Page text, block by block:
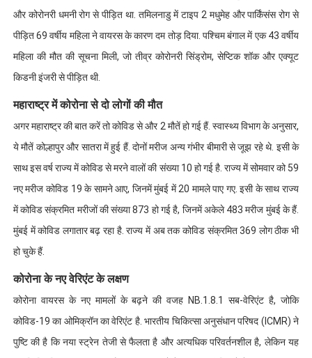
और कोरोनरी धमनी रोग से पीड़ित था. तमिलनाडु में टाइप 2 मधुमेह और पार्किंसंस रोग से
पीड़ित 69 वर्षीय महिला ने वायरस के कारण दम तोड़ दिया. पश्चिम बंगाल में एक 43 वर्षीय
महिला की मौत की सूचना मिली, जो तीव्र कोरोनरी सिंड्रोम, सेप्टिक शॉक और एक्यूट
किडनी इंजरी से पीड़ित थी.
महाराष्ट्र में कोरोना से दो लोगों की मौत
अगर महाराष्ट्र की बात करें तो कोविड से और 2 मौतें हो गई हैं. स्वास्थ्य विभाग के अनुसार,
ये मौतें कोल्हापुर और सातरा में हुई हैं. दोनों मरीज अन्य गंभीर बीमारी से जूझ रहे थे. इसी के
साथ इस वर्ष राज्य में कोविड से मरने वालों की संख्या 10 हो गई है. राज्य में सोमवार को 59
नए मरीज कोविड 19 के सामने आए, जिनमें मुंबई में 20 मामले पाए गए. इसी के साथ राज्य
में कोविड संक्रमित मरीजों की संख्या 873 हो गई है, जिनमें अकेले 483 मरीज मुंबई के हैं.
मुंबई में कोविड लगातार बढ़ रहा है. राज्य में अब तक कोविड संक्रमित 369 लोग ठीक भी
हो चुके हैं.
कोरोना के नए वेरिएंट के लक्षण
कोरोना वायरस के नए मामलों के बढ़ने की वजह NB.1.8.1 सब-वेरिएंट है, जोकि
कोविड-19 का ओमिक्रॉन का वेरिएंट है. भारतीय चिकित्सा अनुसंधान परिषद (ICMR) ने
पुष्टि की है कि नया स्ट्रेन तेजी से फैलता है और अत्यधिक परिवर्तनशील है, लेकिन यह